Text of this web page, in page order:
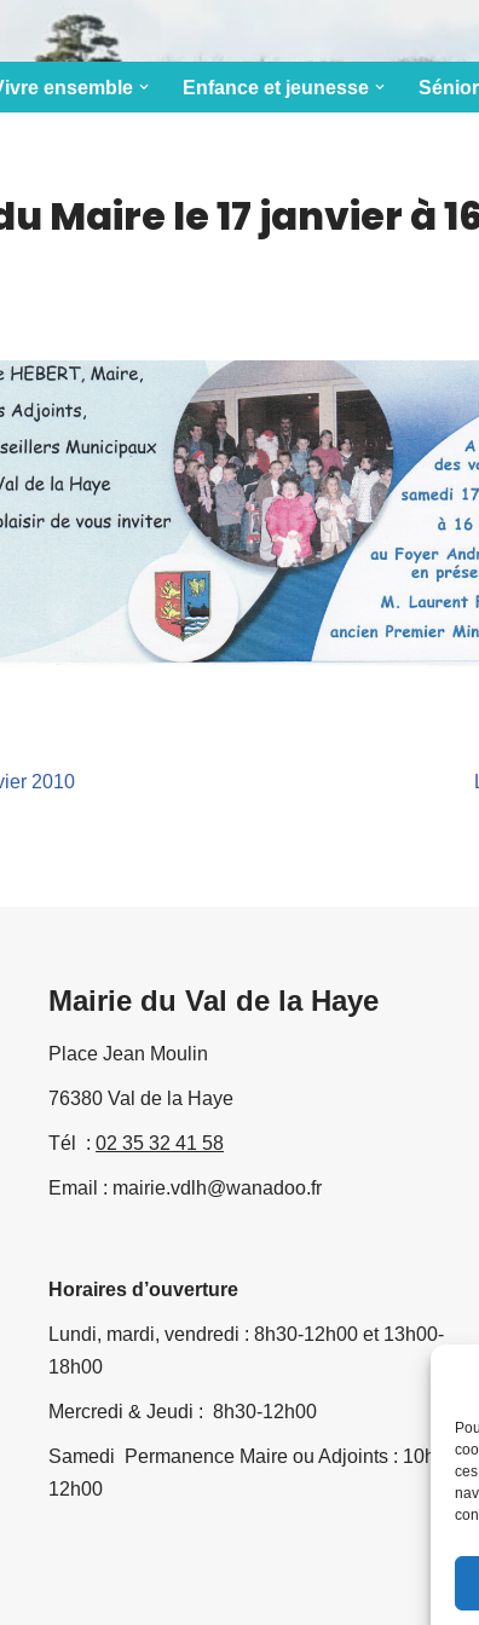
ensemble Enfance et jeunesse
Maire le 17 janvier à
2010
Mairie du Val de la Haye
Place Jean Moulin
76380 Val de la Haye
Tél : 02 35 32 41 58
Email : mairie.vdlh@wanadoo.fr
Horaires d’ouverture
Lundi, mardi, vendredi : 8h30-12h00 et 13h00-
18h00
Mercredi & Jeudi : 8h30-12h00
Samedi Permanence Maire ou Adjoints : 10h00-
12h00